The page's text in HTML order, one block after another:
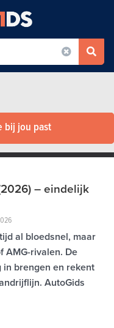
bij jou past
– eindelijk
al bloedsnel, maar
AMG-rivalen. De
brengen en rekent
AutoGids